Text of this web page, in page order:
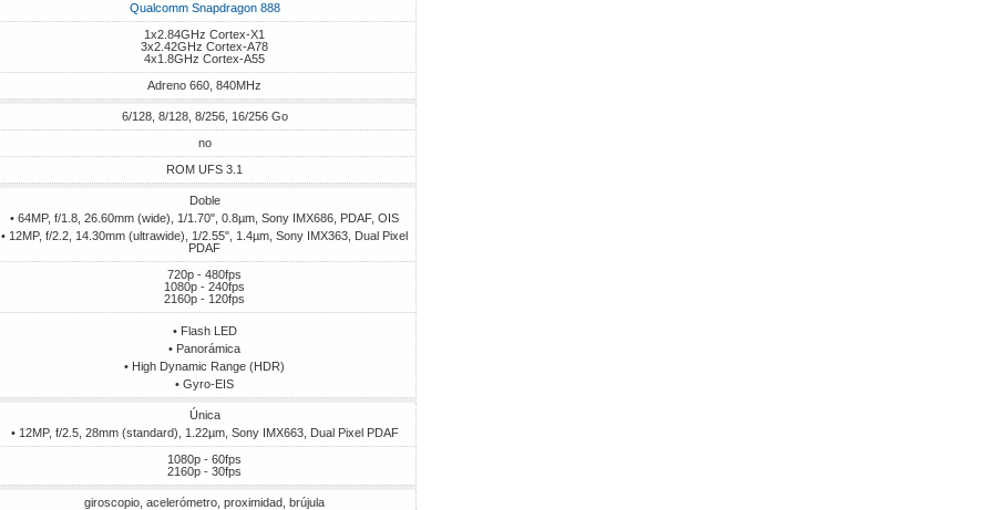
Qualcomm Snapdragon 888
1x2.84GHz Cortex-X1
3x2.42GHz Cortex-A78
4x1.8GHz Cortex-A55
Adreno 660, 840MHz
6/128, 8/128, 8/256, 16/256 Go
no
ROM UFS 3.1
Doble
• 64MP, f/1.8, 26.60mm (wide), 1/1.70", 0.8µm, Sony IMX686, PDAF, OIS
• 12MP, f/2.2, 14.30mm (ultrawide), 1/2.55", 1.4µm, Sony IMX363, Dual Pixel
PDAF
720p - 480fps
1080p - 240fps
2160p - 120fps
• Flash LED
• Panorámica
• High Dynamic Range (HDR)
• Gyro-EIS
Única
• 12MP, f/2.5, 28mm (standard), 1.22µm, Sony IMX663, Dual Pixel PDAF
1080p - 60fps
2160p - 30fps
giroscopio, acelerómetro, proximidad, brújula